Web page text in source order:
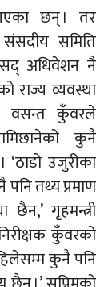
छन् । तर
संसदीय समिति
अधिवेशन नै
राज्य व्यवस्था
वसन्त कुँवरले
कुनै
उजुरीका
तथ्य प्रमाण
छैन,’ गृहमन्त्री
कुँवरको
कुनै पनि